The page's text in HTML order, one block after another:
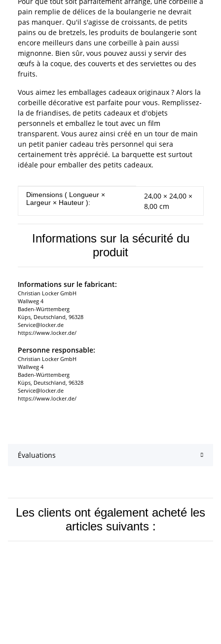
pain remplie de délices de la boulangerie ne devrait
pas manquer. Qu'il s'agisse de croissants, de petits
pains ou de bretzels, les produits de boulangerie sont
encore meilleurs dans une corbeille à pain aussi
mignonne. Bien sûr, vous pouvez aussi y servir des
œufs à la coque, des couverts et des serviettes ou des
fruits.
Vous aimez les emballages cadeaux originaux ? Alors la
corbeille décorative est parfaite pour vous. Remplissez-
la de friandises, de petits cadeaux et d'objets
personnels et emballez le tout avec un film
transparent. Vous aurez ainsi créé en un tour de main
un petit panier cadeau très personnel qui sera
certainement très apprécié. La barquette est surtout
idéale pour emballer des petits cadeaux.
#productDetails.itemInformation#
#productDetails.itemValue#
Dimensions ( Longueur ×
Largeur × Hauteur ):
24,00 × 24,00 ×
8,00 cm
Informations sur la sécurité du
produit
Informations sur le fabricant:
Christian Locker GmbH
Wallweg 4
Baden-Württemberg
Küps, Deutschland, 96328
Service@locker.de
https://www.locker.de/
Personne responsable:
Christian Locker GmbH
Wallweg 4
Baden-Württemberg
Küps, Deutschland, 96328
Service@locker.de
https://www.locker.de/
Évaluations
Les clients ont également acheté les
articles suivants :